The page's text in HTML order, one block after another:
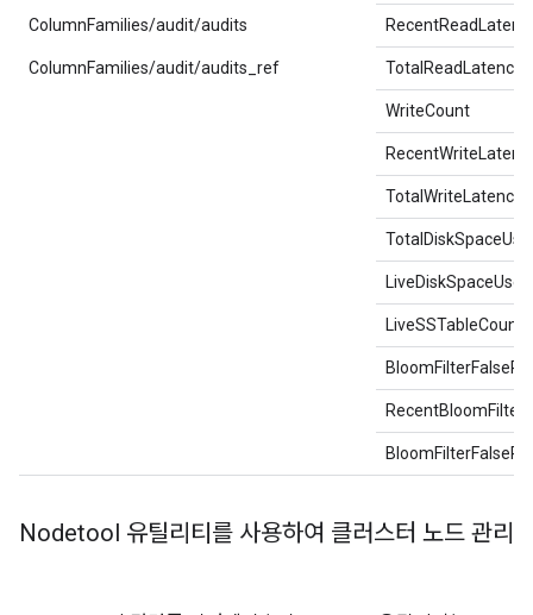
ColumnFamilies/audit/audits
ColumnFamilies/audit/audits_ref
WriteCount
LiveDiskSpaceUsed
LiveSSTableCount
Nodetool 유틸리티를 사용하여 클러스터 노드 관리